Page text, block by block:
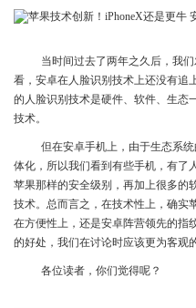
当时间过去了两年之久后，我
看，安卓在人脸识别技术上还没有追
的人脸识别技术是硬件、软件、生态
技术。
但在安卓手机上，由于生态系
体化，所以我们看到有些手机，有了
苹果那样的安全级别，再加上很多的
技术。总而言之，在技术性上，确实
在方便性上，还是安卓阵营领先的指
的好处，我们在讨论时应该更为客观
各位读者，你们觉得呢？